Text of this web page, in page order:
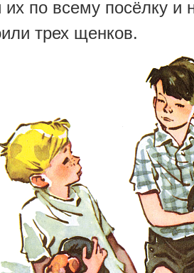
их по всему посёлку и
трех щенков.